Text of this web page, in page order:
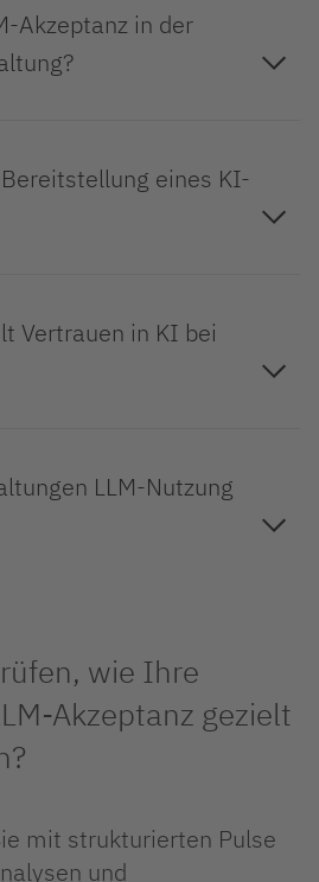
Akzeptanz in der
sondern es in geeigneten
prüfbar nutzen können.
eines KI-
Vertrauen bleibt Nutzung oft
Vertrauen in KI bei
genug sind, um sie
weiterzuverwenden.
LLM-Nutzung
und wahrgenommene
wie Ihre
Akzeptanz gezielt
mit strukturierten Pulse
und